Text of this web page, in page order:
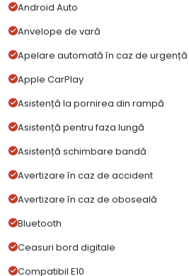
Android Auto
Anvelope de vară
Apelare automată în caz de urgență
Apple CarPlay
Asistență la pornirea din rampă
Asistență pentru faza lungă
Asistență schimbare bandă
Avertizare în caz de accident
Avertizare în caz de oboseală
Bluetooth
Ceasuri bord digitale
Compatibil E10